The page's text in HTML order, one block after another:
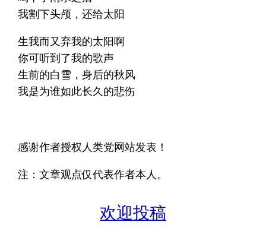
我割下头颅，还给太阳
生我而又弃我的太阳啊
你可听到了我的歌声
生前的白雪，身后的秋风
我是为谁如此长久的悲伤
感谢作者授权人类党网站发表！
注：文章观点仅代表作者本人。
欢迎投稿